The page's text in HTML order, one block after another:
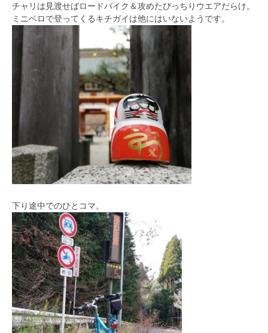
チャリは見渡せばロードバイク＆攻めたぴっちりウエアだらけ。
ミニベロで登ってくるキチガイは他にはいないようです。
下り途中でのひとコマ。